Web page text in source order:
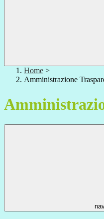
Home >
Amministrazione